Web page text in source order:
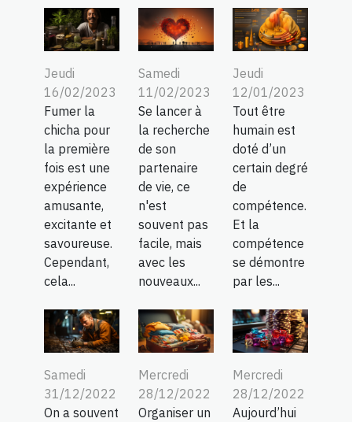
Jeudi
16/02/2023
Fumer la
chicha pour
la première
fois est une
expérience
amusante,
excitante et
savoureuse.
Cependant,
cela...
Samedi
11/02/2023
Se lancer à
la recherche
de son
partenaire
de vie, ce
n'est
souvent pas
facile, mais
avec les
nouveaux...
Jeudi
12/01/2023
Tout être
humain est
doté d’un
certain degré
de
compétence.
Et la
compétence
se démontre
par les...
Samedi
31/12/2022
On a souvent
Mercredi
28/12/2022
Organiser un
Mercredi
28/12/2022
Aujourd’hui